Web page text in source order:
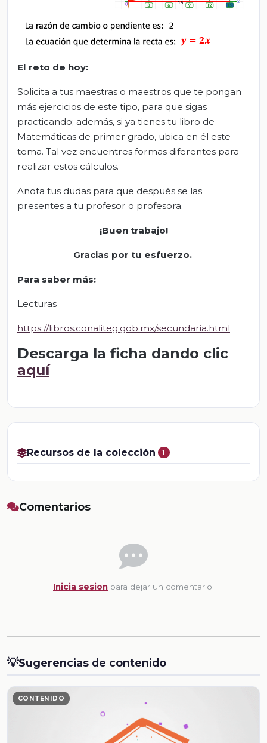
El reto de hoy:
Solicita a tus maestras o maestros que te pongan
más ejercicios de este tipo, para que sigas
practicando; además, si ya tienes tu libro de
Matemáticas de primer grado, ubica en él este
tema. Tal vez encuentres formas diferentes para
realizar estos cálculos.
Anota tus dudas para que después se las
presentes a tu profesor o profesora.
¡Buen trabajo!
Gracias por tu esfuerzo.
Para saber más:
Lecturas
https://libros.conaliteg.gob.mx/secundaria.html
Descarga la ficha dando clic
aquí
Recursos de la colección 1
Comentarios
Inicia sesion para dejar un comentario.
💡Sugerencias de contenido
CONTENIDO